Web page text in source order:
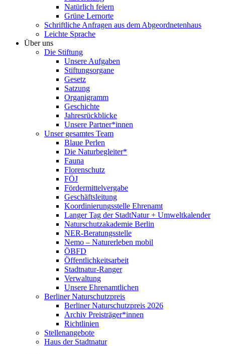
Natürlich feiern
Grüne Lernorte
Schriftliche Anfragen aus dem Abgeordnetenhaus
Leichte Sprache
Über uns
Die Stiftung
Unsere Aufgaben
Stiftungsorgane
Gesetz
Satzung
Organigramm
Geschichte
Jahresrückblicke
Unsere Partner*innen
Unser gesamtes Team
Blaue Perlen
Die Naturbegleiter*
Fauna
Florenschutz
FÖJ
Fördermittelvergabe
Geschäftsleitung
Koordinierungsstelle Ehrenamt
Langer Tag der StadtNatur + Umweltkalender
Naturschutzakademie Berlin
NER-Beratungsstelle
Nemo – Naturerleben mobil
ÖBFD
Öffentlichkeitsarbeit
Stadtnatur-Ranger
Verwaltung
Unsere Ehrenamtlichen
Berliner Naturschutzpreis
Berliner Naturschutzpreis 2026
Archiv Preisträger*innen
Richtlinien
Stellenangebote
Haus der Stadtnatur